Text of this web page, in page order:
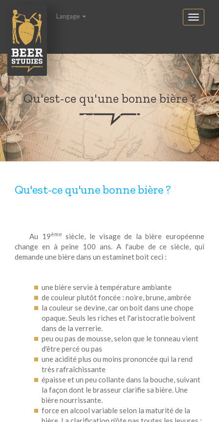
Langage
Qu'est-ce qu'une bonne bière ?
Qu'est-ce qu'une bonne bière ?
Au 19ème
siècle, le visage de la bière européenne
change en à peine 100 ans. A l'aube de ce siècle, qui
demande une bière dans un estaminet boit ceci :
une bière servie à température ambiante
de couleur plutôt foncée : noire, brune, ambrée
la couleur se devine, car on boit dans une chope
opaque. Seuls les riches et l'aristocratie boivent
dans de la verrerie.
peu ou pas de mousse, selon que le tonneau vient
d'être percé ou pas
une acidité plus ou moins prononcée qui la rend
très rafraîchissante
épaisse et un peu collante dans la bouche, suivant
la façon dont le brasseur clarifie sa bière. Une
bière nourrissante.
force en alcool variable selon la maturité de la